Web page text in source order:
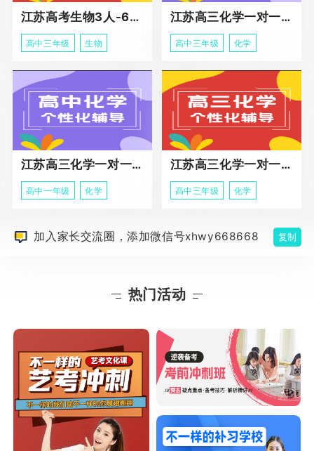
江苏高考生物3人-6人小班助力课程
高中三年级 生物
江苏高三化学一对一个性化冲刺辅导
高中三年级 化学
江苏高三化学一对一个性化辅导
高中一年级 化学
江苏高三化学一对一冲刺辅导课程
高中三年级 化学
加入家长交流圈，添加微信号xhwy668668 复制
热门活动